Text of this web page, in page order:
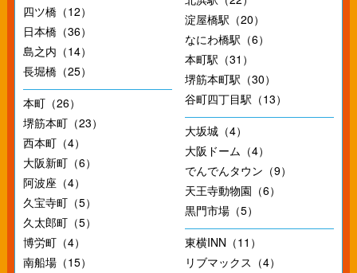
四ツ橋（12）
日本橋（36）
島之内（14）
長堀橋（25）
本町（26）
堺筋本町（23）
西本町（4）
大阪新町（6）
阿波座（4）
久宝寺町（5）
久太郎町（5）
博労町（4）
南船場（15）
淀屋橋駅（20）
なにわ橋駅（6）
本町駅（31）
堺筋本町駅（30）
谷町四丁目駅（13）
大坂城（4）
大阪ドーム（4）
でんでんタウン（9）
天王寺動物園（6）
黒門市場（5）
東横INN（11）
リブマックス（4）